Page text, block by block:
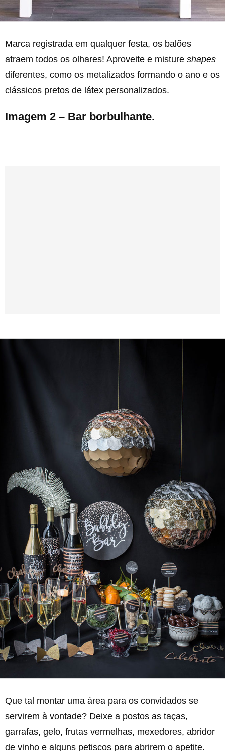
Marca registrada em qualquer festa, os balões
atraem todos os olhares! Aproveite e misture shapes
diferentes, como os metalizados formando o ano e os
clássicos pretos de látex personalizados.
Imagem 2 – Bar borbulhante.
Que tal montar uma área para os convidados se
servirem à vontade? Deixe a postos as taças,
garrafas, gelo, frutas vermelhas, mexedores, abridor
de vinho e alguns petiscos para abrirem o apetite.